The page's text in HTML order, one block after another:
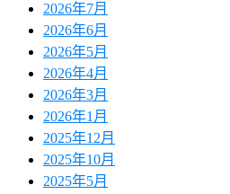
2026年7月
2026年6月
2026年5月
2026年4月
2026年3月
2026年1月
2025年12月
2025年10月
2025年5月